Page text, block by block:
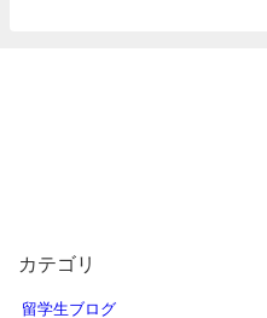
カテゴリ
留学生ブログ